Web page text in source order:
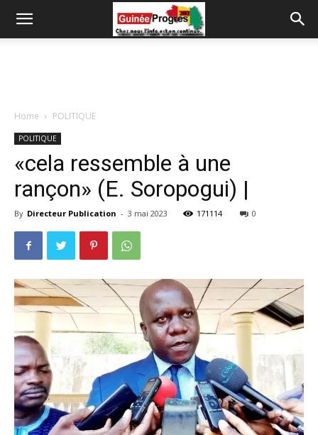
Home POLITIQUE
POLITIQUE
«cela ressemble à une
rançon» (E. Soropogui) |
By Directeur Publication - 3 mai 2023 171114 0